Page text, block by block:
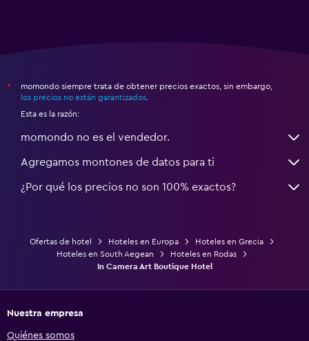
*
momondo siempre trata de obtener precios exactos, sin embargo,
los precios no están garantizados
Esta es la razón:
momondo no es el vendedor.
Agregamos montones de datos para ti
¿Por qué los precios no son 100% exactos?
Ofertas de hotel Hoteles en Europa
Hoteles en Grecia
Hoteles en South Aegean
Hoteles en Rodas
In Camera Art Boutique Hotel
Nuestra empresa
Quiénes somos